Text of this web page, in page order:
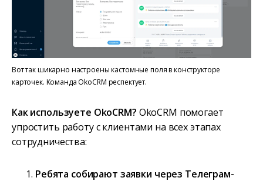
Вот так шикарно настроены кастомные поля в конструкторе
карточек. Команда OkoCRM респектует.
Как используете OkoCRM? OkoCRM помогает
упростить работу с клиентами на всех этапах
сотрудничества:
Ребята собирают заявки через Телеграм-